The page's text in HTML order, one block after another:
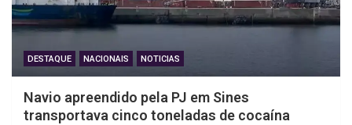
DESTAQUE NACIONAIS NOTICIAS
Navio apreendido pela PJ em Sines
transportava cinco toneladas de cocaína